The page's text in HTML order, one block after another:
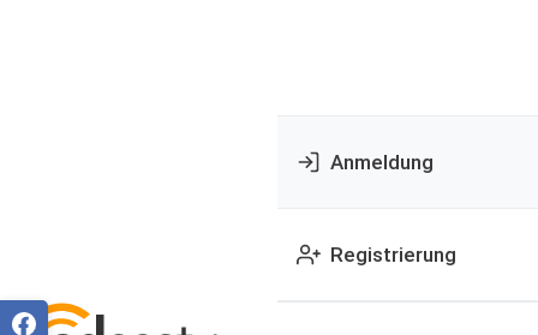
Anmeldung
Registrierung